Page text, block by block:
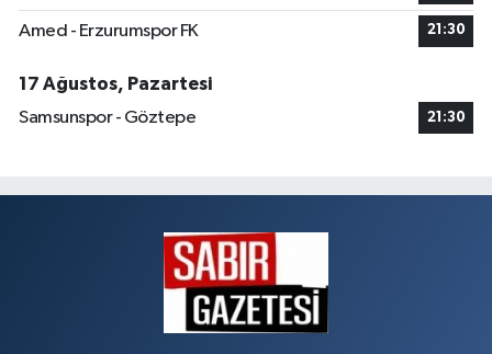
Amed - Erzurumspor FK 21:30
17 Ağustos, Pazartesi
Samsunspor - Göztepe
21:30